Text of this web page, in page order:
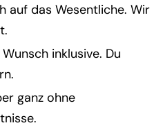
auf das Wesentliche. Wir
inklusive. Du
ganz ohne